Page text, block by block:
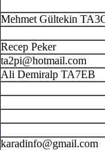
Mehmet Gültekin
Recep Peker
ta2pi@hotmail.com
Ali Demiralp TA7EB
karadinfo@gmail.com